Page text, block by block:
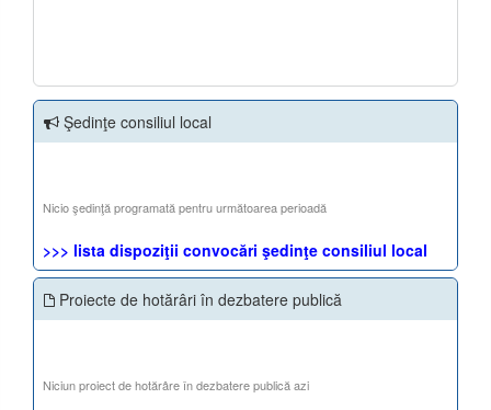
Şedinţe consiliul local
Nicio şedinţă programată pentru următoarea perioadă
>>> lista dispoziţii convocări şedinţe consiliul local
Proiecte de hotărâri în dezbatere publică
Niciun proiect de hotărâre în dezbatere publică azi